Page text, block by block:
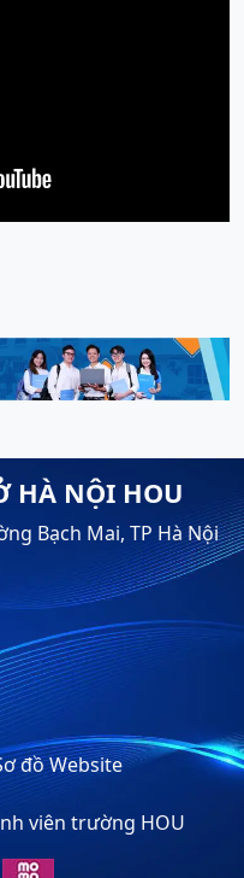
HÀ NỘI HOU
Bạch Mai, TP Hà Nội
đồ Website
viên trường HOU